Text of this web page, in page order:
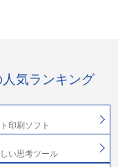
人気ランキング
印刷ソフト
い思考ツール